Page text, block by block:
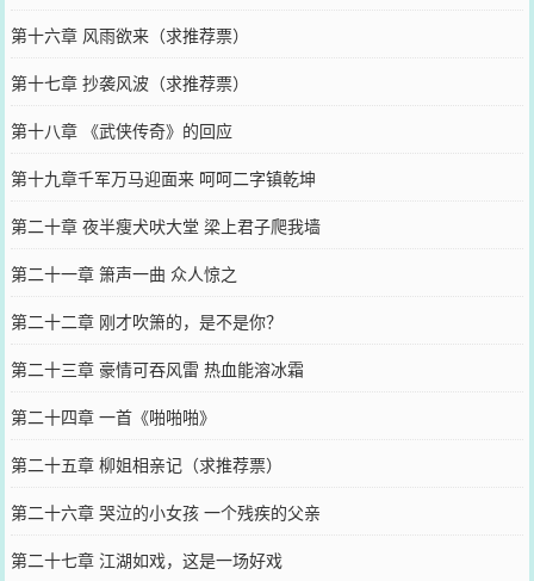
第十六章 风雨欲来（求推荐票）
第十七章 抄袭风波（求推荐票）
第十八章 《武侠传奇》的回应
第十九章千军万马迎面来 呵呵二字镇乾坤
第二十章 夜半瘦犬吠大堂 梁上君子爬我墙
第二十一章 箫声一曲 众人惊之
第二十二章 刚才吹箫的，是不是你？
第二十三章 豪情可吞风雷 热血能溶冰霜
第二十四章 一首《啪啪啪》
第二十五章 柳姐相亲记（求推荐票）
第二十六章 哭泣的小女孩 一个残疾的父亲
第二十七章 江湖如戏，这是一场好戏